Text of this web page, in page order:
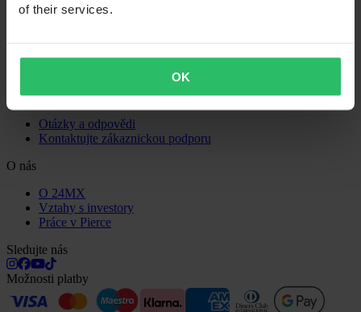
of their services.
OK
Právo na odstoupení
Stav objednávky
Zákaznická podpora
Otázky a odpovědi
Kontaktujte zákaznickou podporu
O nás
O 24MX
Vztahy s investory
Práce v Pierce
Sledujte nás
Možnosti platby